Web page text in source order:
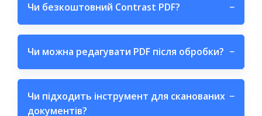
Чи безкоштовний Contrast PDF? −
Чи можна редагувати PDF після обробки? −
Чи підходить інструмент для сканованих
документів?
−